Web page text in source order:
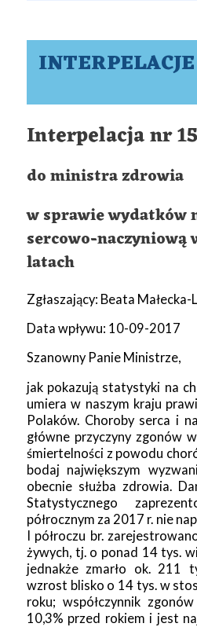
INTERPELACJE
Interpelacja nr
do ministra zdrowia
w sprawie wydatków
sercowo-naczyniową
latach
Zgłaszający: Beata Małecka-
Data wpływu: 10-09-2017
Szanowny Panie Ministrze,
jak pokazują statystyki na
umiera w naszym kraju
Polaków. Choroby serca i
główne przyczyny zgonów
śmiertelności z powodu
bodaj największym
obecnie służba zdrowia.
Statystycznego
półrocznym za 2017 r. nie
I półroczu br.
żywych, tj. o ponad 14 tys.
jednakże zmarło ok. 211
wzrost blisko o 14 tys. w
roku; współczynnik
10,3% przed rokiem i jest